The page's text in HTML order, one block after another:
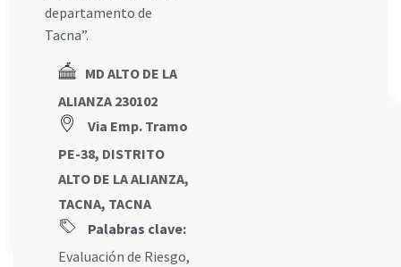
departamento de
Tacna”.
MD ALTO DE LA
ALIANZA 230102
Via Emp. Tramo
PE-38, DISTRITO
ALTO DE LA ALIANZA,
TACNA, TACNA
Palabras clave:
Evaluación de Riesgo,